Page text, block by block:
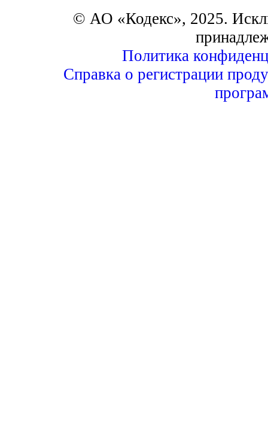
© АО «Кодекс», 2025.
Политика
Справка о регистрации